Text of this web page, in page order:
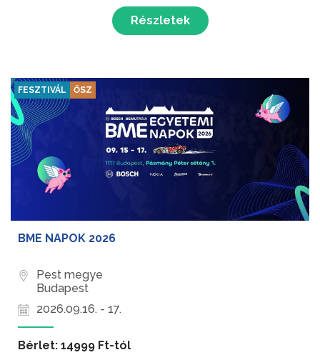
gasztronómiai rendezvényén!
Részletek
FESZTIVÁL ŐSZ
BME NAPOK 2026
Pest megye
Budapest
2026.09.16. - 17.
Bérlet: 14999 Ft-tól